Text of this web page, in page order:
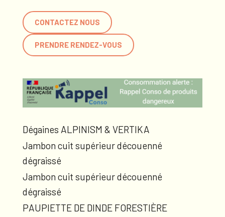
CONTACTEZ NOUS
PRENDRE RENDEZ-VOUS
Dégaines ALPINISM & VERTIKA
Jambon cuit supérieur découenné
dégraissé
Jambon cuit supérieur découenné
dégraissé
PAUPIETTE DE DINDE FORESTIÈRE